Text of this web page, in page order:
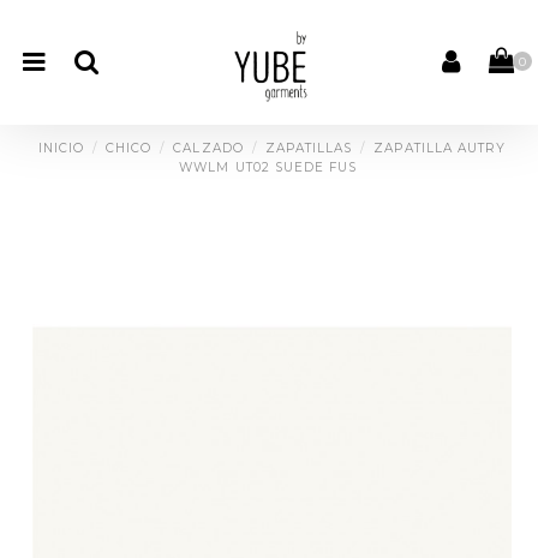
0
INICIO CHICO CALZADO ZAPATILLAS
ZAPATILLA AUTRY
WWLM UT02 SUEDE FUS